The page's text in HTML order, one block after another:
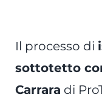
Il processo di
sottotetto
Carrara di